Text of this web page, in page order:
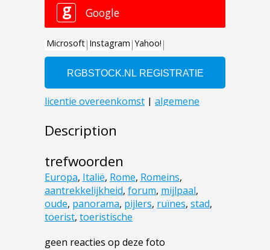
Description
trefwoorden
Europa, Italië, Rome, Romeins,
aantrekkelijkheid, forum, mijlpaal,
oude, panorama, pijlers, ruïnes, stad,
toerist, toeristische
geen reacties op deze foto